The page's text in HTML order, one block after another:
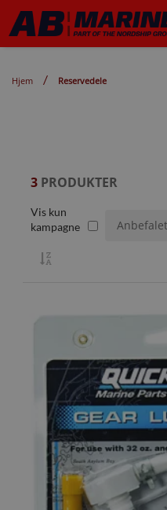
Hjem Reservedele
3PRODUKTER
Vis kun
kampagne